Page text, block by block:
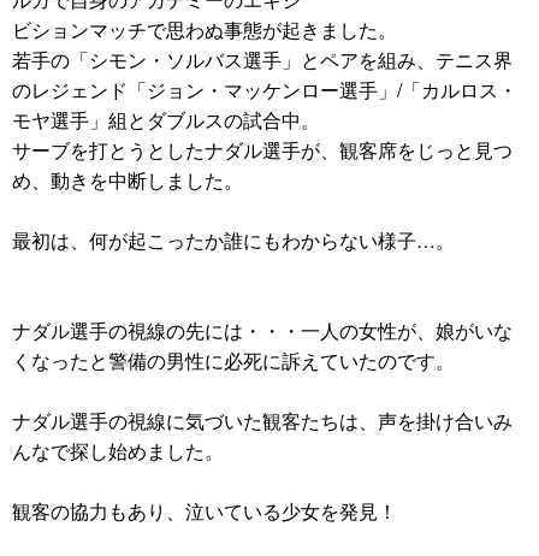
ビションマッチで思わぬ事態が起きました。
若手の「シモン・ソルバス選手」とペアを組み、テニス界
のレジェンド「ジョン・マッケンロー選手」/「カルロス・
モヤ選手」組とダブルスの試合中。
サーブを打とうとしたナダル選手が、観客席をじっと見つ
め、動きを中断しました。
最初は、何が起こったか誰にもわからない様子…。
ナダル選手の視線の先には・・・一人の女性が、娘がいな
くなったと警備の男性に必死に訴えていたのです。
ナダル選手の視線に気づいた観客たちは、声を掛け合いみ
んなで探し始めました。
観客の協力もあり、泣いている少女を発見！